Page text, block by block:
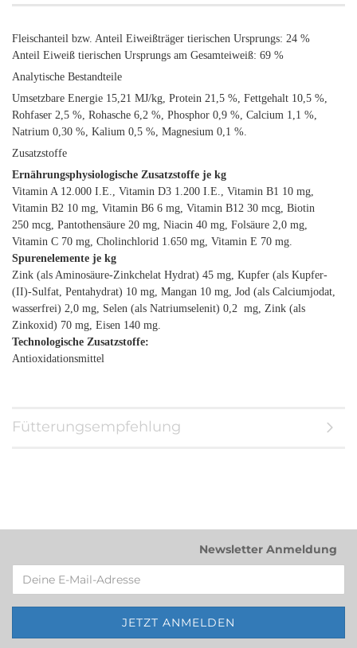
Fleischanteil bzw. Anteil Eiweißträger tierischen Ursprungs: 24 %
Anteil Eiweiß tierischen Ursprungs am Gesamteiweiß: 69 %
Analytische Bestandteile
Umsetzbare Energie 15,21 MJ/kg, Protein 21,5 %, Fettgehalt 10,5 %,
Rohfaser 2,5 %, Rohasche 6,2 %, Phosphor 0,9 %, Calcium 1,1 %,
Natrium 0,30 %, Kalium 0,5 %, Magnesium 0,1 %.
Zusatzstoffe
Ernährungsphysiologische Zusatzstoffe je kg
Vitamin A 12.000 I.E., Vitamin D3 1.200 I.E., Vitamin B1 10 mg,
Vitamin B2 10 mg, Vitamin B6 6 mg, Vitamin B12 30 mcg, Biotin
250 mcg, Pantothensäure 20 mg, Niacin 40 mg, Folsäure 2,0 mg,
Vitamin C 70 mg, Cholinchlorid 1.650 mg, Vitamin E 70 mg.
Spurenelemente je kg
Zink (als Aminosäure-Zinkchelat Hydrat) 45 mg, Kupfer (als Kupfer-
(II)-Sulfat, Pentahydrat) 10 mg, Mangan 10 mg, Jod (als Calciumjodat,
wasserfrei) 2,0 mg, Selen (als Natriumselenit) 0,2 mg, Zink (als
Zinkoxid) 70 mg, Eisen 140 mg.
Technologische Zusatzstoffe:
Antioxidationsmittel
Fütterungsempfehlung
Newsletter Anmeldung